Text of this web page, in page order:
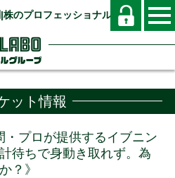
のプロフェッショナル
ット情報
プロが提供するイブニン
待ちで身動き取れず。為
？》